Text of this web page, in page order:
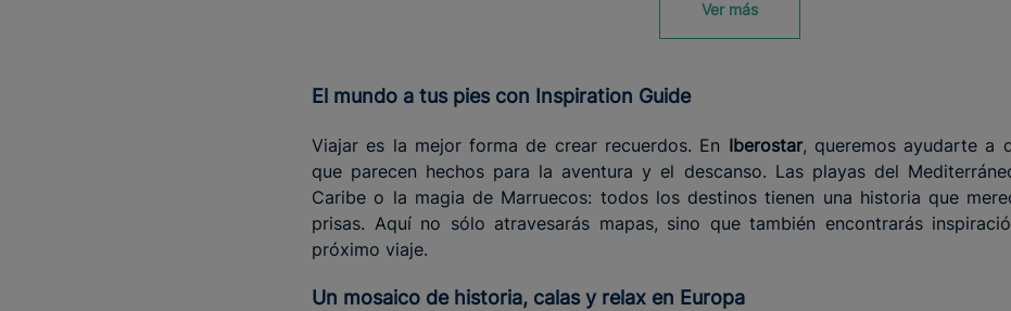
Ver más
El mundo a tus pies con Inspiration Guide
Viajar es la mejor forma de crear recuerdos. En Iberostar, queremos ayudarte a
que parecen hechos para la aventura y el descanso. Las playas del
Caribe o la magia de Marruecos: todos los destinos tienen una historia que
prisas. Aquí no sólo atravesarás mapas, sino que también encontrarás
próximo viaje.
Un mosaico de historia, calas y relax en Europa